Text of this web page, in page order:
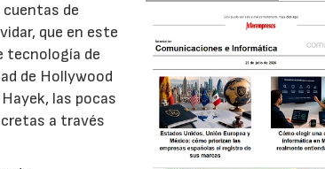
de
que en este
tecnología de
de Hollywood
las pocas
a través